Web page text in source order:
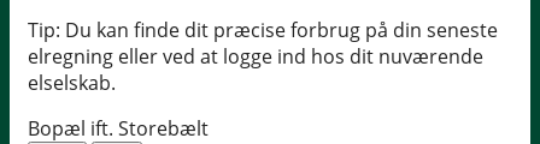
Tip: Du kan finde dit præcise forbrug på din seneste
elregning eller ved at logge ind hos dit nuværende
elselskab.
Bopæl ift. Storebælt